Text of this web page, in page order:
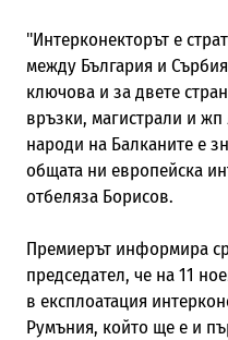
"Интерконекторът е
между България и
ключова и за двете
връзки, магистрали и
народи на Балканите е
общата ни европейска
отбеляза Борисов.
Премиерът информира
председател, че на 11
в експлоатация
Румъния, който ще е и